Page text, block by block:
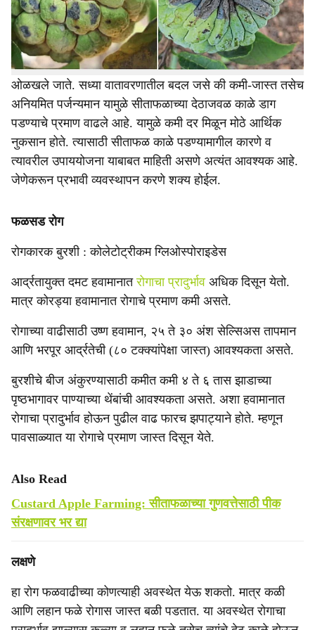
e
उन्हाळ्याच्या सुरुवातीस बहर धरता येतो. उन्हाळी बहराची फळे जुलै-
ऑगस्ट, तर नैसर्गिक बहराची फळे ऑक्टोबर- नोव्हेंबरदरम्यान
काढणीस तयार होतात. कमी पाणी, कमी खर्चात आणि अत्यल्प
मशागतीत अधिक नफा मिळवून देणारे फळपीक म्हणून सीताफळ
ओळखले जाते. सध्या वातावरणातील बदल जसे की कमी-जास्त तसेच
अनियमित पर्जन्यमान यामुळे सीताफळाच्या देठाजवळ काळे डाग
पडण्याचे प्रमाण वाढले आहे. यामुळे कमी दर मिळून मोठे आर्थिक
नुकसान होते. त्यासाठी सीताफळ काळे पडण्यामागील कारणे व
त्यावरील उपाययोजना याबाबत माहिती असणे अत्यंत आवश्यक आहे.
जेणेकरून प्रभावी व्यवस्थापन करणे शक्य होईल.
फळसड रोग
रोगकारक बुरशी : कोलेटोट्रीकम ग्लिओस्पोराइडेस
आर्द्रतायुक्त दमट हवामानातरोगाचा प्रादुर्भाव अधिक दिसून येतो.
मात्र कोरड्या हवामानात रोगाचे प्रमाण कमी असते.
रोगाच्या वाढीसाठी उष्ण हवामान, २५ ते ३० अंश सेल्सिअस तापमान
आणि भरपूर आर्द्रतेची (८० टक्क्यांपेक्षा जास्त) आवश्यकता असते.
बुरशीचे बीज अंकुरण्यासाठी कमीत कमी ४ ते ६ तास झाडाच्या
पृष्ठभागावर पाण्याच्या थेंबांची आवश्यकता असते. अशा हवामानात
रोगाचा प्रादुर्भाव होऊन पुढील वाढ फारच झपाट्याने होते. म्हणून
पावसाळ्यात या रोगाचे प्रमाण जास्त दिसून येते.
Also Read
Custard Apple Farming: सीताफळाच्या गुणवत्तेसाठी पीक
संरक्षणावर भर द्या
लक्षणे
हा रोग फळवाढीच्या कोणत्याही अवस्थेत येऊ शकतो. मात्र कळी
आणि लहान फळे रोगास जास्त बळी पडतात. या अवस्थेत रोगाचा